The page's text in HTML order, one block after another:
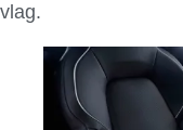
vlag.